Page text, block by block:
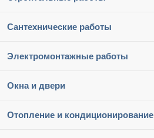
Сантехнические работы
Электромонтажные работы
Окна и двери
Отопление и кондиционирование